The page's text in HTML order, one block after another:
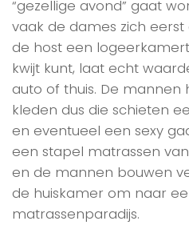
“gezellige avond” gaat
vaak de dames zich
de host een
kwijt kunt, laat echt
auto of thuis. De
kleden dus die schieten
en eventueel een sexy
een stapel matrassen
en de mannen bouwen
de huiskamer om naar
matrassenparadijs.